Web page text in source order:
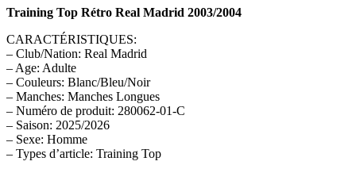
Training Top Rétro Real Madrid 2003/2004
CARACTÉRISTIQUES:
– Club/Nation: Real Madrid
– Age: Adulte
– Couleurs: Blanc/Bleu/Noir
– Manches: Manches Longues
– Numéro de produit: 280062-01-C
– Saison: 2025/2026
– Sexe: Homme
– Types d’article: Training Top